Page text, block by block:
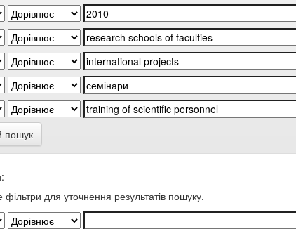
пошук
фільтри для уточнення результатів пошуку.